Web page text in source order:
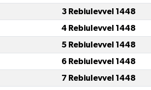
3 Rebiulevvel 1448
4 Rebiulevvel 1448
5 Rebiulevvel 1448
6 Rebiulevvel 1448
7 Rebiulevvel 1448